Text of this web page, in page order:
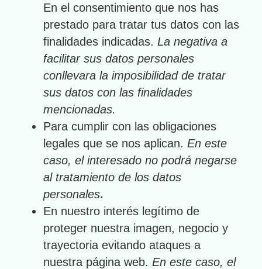
En el consentimiento que nos has
prestado para tratar tus datos con las
finalidades indicadas. La negativa a
facilitar sus datos personales
conllevara la imposibilidad de tratar
sus datos con las finalidades
mencionadas.
Para cumplir con las obligaciones
legales que se nos aplican. En este
caso, el interesado no podrá negarse
al tratamiento de los datos
personales.
En nuestro interés legítimo de
proteger nuestra imagen, negocio y
trayectoria evitando ataques a
nuestra página web. En este caso, el